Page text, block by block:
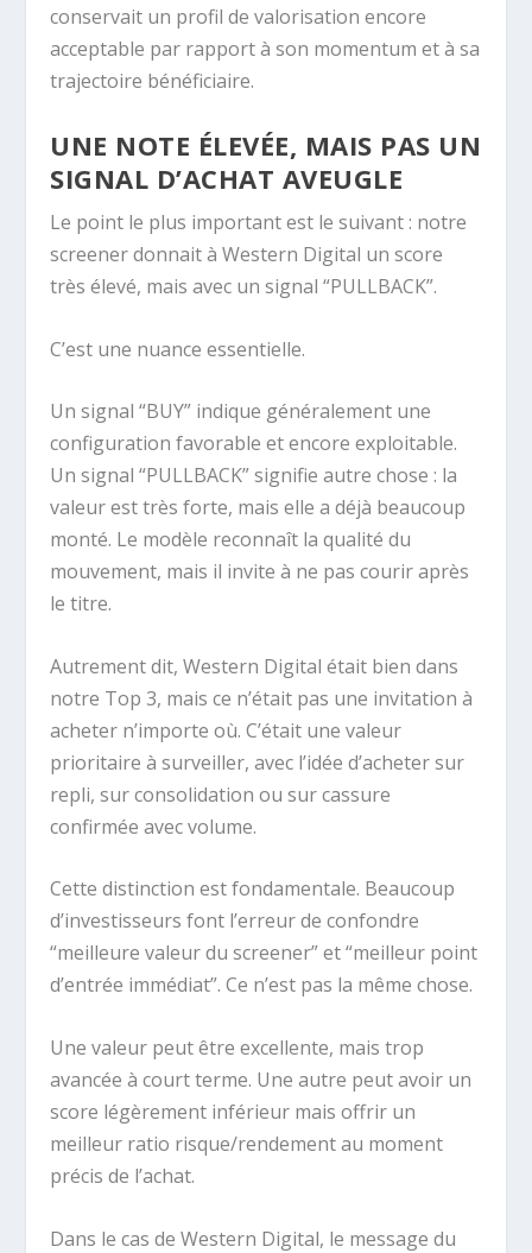
conservait un profil de valorisation encore
acceptable par rapport à son momentum et à sa
trajectoire bénéficiaire.
UNE NOTE ÉLEVÉE, MAIS PAS UN
SIGNAL D’ACHAT AVEUGLE
Le point le plus important est le suivant : notre
screener donnait à Western Digital un score
très élevé, mais avec un signal “PULLBACK”.
C’est une nuance essentielle.
Un signal “BUY” indique généralement une
configuration favorable et encore exploitable.
Un signal “PULLBACK” signifie autre chose : la
valeur est très forte, mais elle a déjà beaucoup
monté. Le modèle reconnaît la qualité du
mouvement, mais il invite à ne pas courir après
le titre.
Autrement dit, Western Digital était bien dans
notre Top 3, mais ce n’était pas une invitation à
acheter n’importe où. C’était une valeur
prioritaire à surveiller, avec l’idée d’acheter sur
repli, sur consolidation ou sur cassure
confirmée avec volume.
Cette distinction est fondamentale. Beaucoup
d’investisseurs font l’erreur de confondre
“meilleure valeur du screener” et “meilleur point
d’entrée immédiat”. Ce n’est pas la même chose.
Une valeur peut être excellente, mais trop
avancée à court terme. Une autre peut avoir un
score légèrement inférieur mais offrir un
meilleur ratio risque/rendement au moment
précis de l’achat.
Dans le cas de Western Digital, le message du